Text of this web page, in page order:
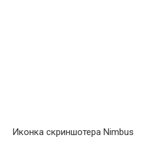
Иконка скриншотера Nimbus